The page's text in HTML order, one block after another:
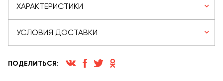
ХАРАКТЕРИСТИКИ
УСЛОВИЯ ДОСТАВКИ
ПОДЕЛИТЬСЯ: